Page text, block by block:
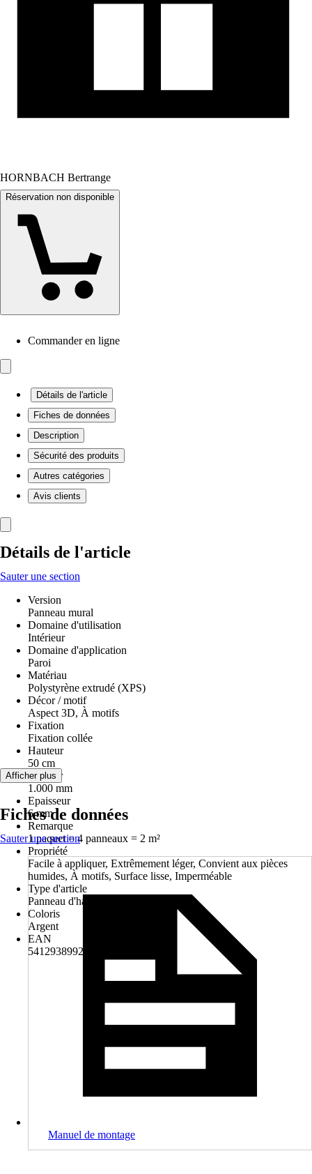
HORNBACH Bertrange
Réservation non disponible
Commander en ligne
Détails de l'article
Fiches de données
Description
Sécurité des produits
Autres catégories
Avis clients
Détails de l'article
Sauter une section
Version
Panneau mural
Domaine d'utilisation
Intérieur
Domaine d'application
Paroi
Matériau
Polystyrène extrudé (XPS)
Décor / motif
Aspect 3D, À motifs
Fixation
Fixation collée
Hauteur
50 cm
Largeur
1.000 mm
Epaisseur
6 mm
Remarque
1 paquet = 4 panneaux = 2 m²
Propriété
Facile à appliquer, Extrêmement léger, Convient aux pièces
humides, À motifs, Surface lisse, Imperméable
Type d'article
Panneau d'habillage
Coloris
Argent
EAN
5412938992510
Afficher plus
Fiches de données
Sauter une section
Manuel de montage